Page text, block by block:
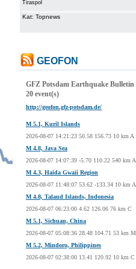
Tiraspol
Kat: Topnews
GEOFON
GFZ Potsdam Earthquake Bulletin
20 event(s)
http://geofon.gfz-potsdam.de/
M 5.1, Kuril Islands
2026-08-07 14:21:23 50.58 156.73 10 km A
M 4.8, Java Sea
2026-08-07 14:07:39 -5.70 110.22 540 km A
M 4.3, Haida Gwaii Region
2026-08-07 11:48:07 53.62 -133.34 10 km A
M 4.8, Talaud Islands, Indonesia
2026-08-07 06:23:00 4.62 126.06 76 km C
M 5.1, Sichuan, China
2026-08-07 05:08:36 28.48 104.71 53 km M
M 5.2, Mindoro, Philippines
2026-08-07 02:38:00 13.41 120.92 10 km C